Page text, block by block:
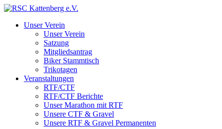
Unser Verein
Unser Verein
Satzung
Mitgliedsantrag
Biker Stammtisch
Trikotagen
Veranstaltungen
RTF/CTF
RTF/CTF Berichte
Unser Marathon mit RTF
Unsere CTF & Gravel
Unsere RTF & Gravel Permanenten